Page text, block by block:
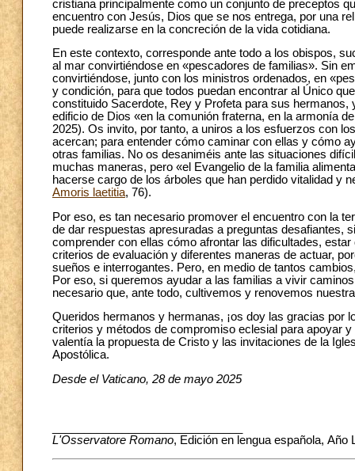
cristiana principalmente como un conjunto de preceptos
encuentro con Jesús, Dios que se nos entrega, por una
puede realizarse en la concreción de la vida cotidiana.
En este contexto, corresponde ante todo a los obispos,
al mar convirtiéndose en «pescadores de familias». Sin
convirtiéndose, junto con los ministros ordenados, en
y condición, para que todos puedan encontrar al Único
constituido Sacerdote, Rey y Profeta para sus
edificio de Dios «en la comunión fraterna, en la armonía
2025). Os invito, por tanto, a uniros a los esfuerzos con
acercan; para entender cómo caminar con ellas y cómo
otras familias. No os desaniméis ante las situaciones
muchas maneras, pero «el Evangelio de la familia
hacerse cargo de los árboles que han perdido vitalidad y
Amoris laetitia, 76).
Por eso, es tan necesario promover el encuentro con la
de dar respuestas apresuradas a preguntas desafiantes,
comprender con ellas cómo afrontar las dificultades,
criterios de evaluación y diferentes maneras de actuar,
sueños e interrogantes. Pero, en medio de tantos
Por eso, si queremos ayudar a las familias a vivir
necesario que, ante todo, cultivemos y renovemos
Queridos hermanos y hermanas, ¡os doy las gracias por
criterios y métodos de compromiso eclesial para apoyar
valentía la propuesta de Cristo y las invitaciones de la
Apostólica.
Desde el Vaticano, 28 de mayo 2025
L'Osservatore Romano, Edición en lengua española, Año